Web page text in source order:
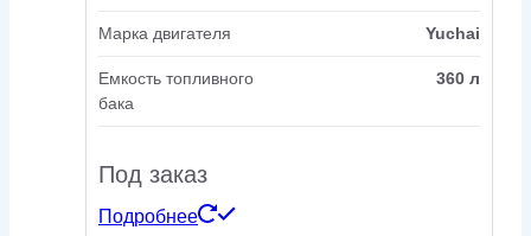
Марка двигателя Yuchai
Емкость топливного
бака
360 л
Под заказ
Подробнее